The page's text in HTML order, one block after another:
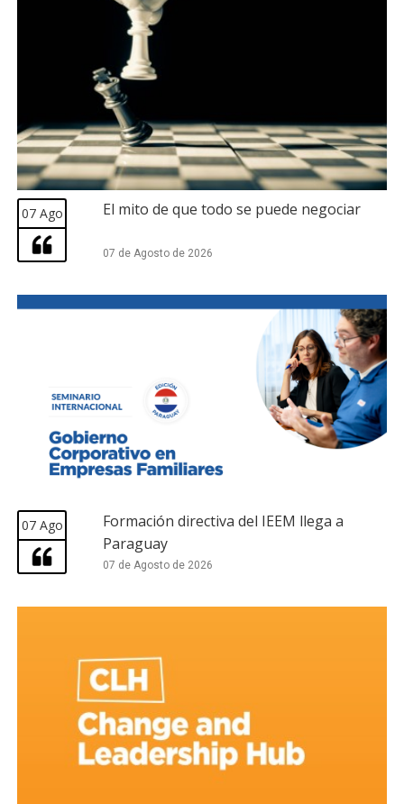
07 Ago El mito de que todo se puede negociar
07 de Agosto de 2026
07 Ago
Formación directiva del IEEM llega a
Paraguay
07 de Agosto de 2026